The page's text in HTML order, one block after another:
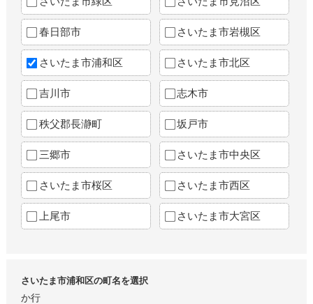
春日部市 さいたま市岩槻区
さいたま市浦和区 さいたま市北区
吉川市 志木市
秩父郡長瀞町 坂戸市
三郷市 さいたま市中央区
さいたま市桜区 さいたま市西区
上尾市 さいたま市大宮区
さいたま市浦和区の町名を選択
か行